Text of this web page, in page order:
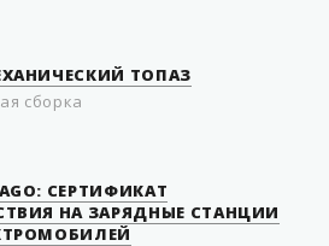
ТОПАЗ
сборка
СЕРТИФИКАТ
НА ЗАРЯДНЫЕ СТАНЦИИ